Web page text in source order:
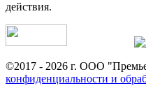
действия.
©2017 - 2026 г. ООО
конфиденциальности и